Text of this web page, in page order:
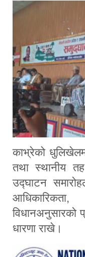
काभ्रेको
तथा स्थानीय
उद्घाटन
विधानअनुसारको
धारणा राखे।